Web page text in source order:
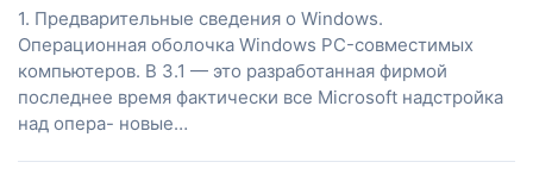
1. Предварительные сведения о Windows.
Операционная оболочка Windows PC-совместимых
компьютеров. В 3.1 — это разработанная фирмой
последнее время фактически все Microsoft надстройка
над опера- новые…